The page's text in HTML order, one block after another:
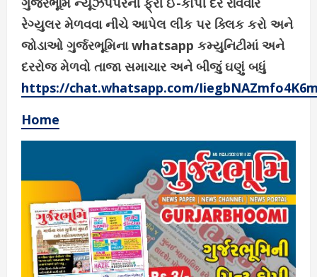
રેગ્યુલર મેળવવા નીચે આપેલ લીંક પર ક્લિક કરો અને
જોડાઓ ગુર્જરભૂમિના whatsapp કમ્યુનિટીમાં અને
દરરોજ મેળવો તાજા સમાચાર અને બીજું ઘણું બધું
https://chat.whatsapp.com/
Home